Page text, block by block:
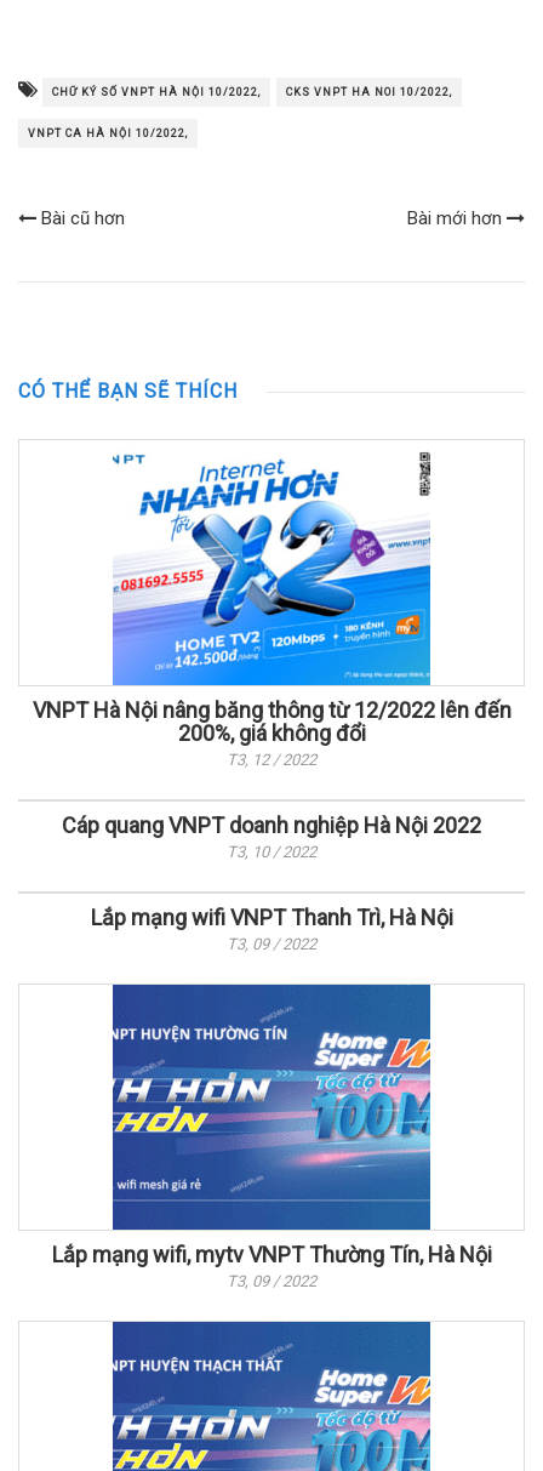
CHỮ KÝ SỐ VNPT HÀ NỘI 10/2022, CKS VNPT HA NOI 10/2022,
VNPT CA HÀ NỘI 10/2022,
Bài cũ hơn Bài mới hơn
CÓ THỂ BẠN SẼ THÍCH
VNPT Hà Nội nâng băng thông từ 12/2022 lên đến
200%, giá không đổi
T3, 12 / 2022
Cáp quang VNPT doanh nghiệp Hà Nội 2022
T3, 10 / 2022
Lắp mạng wifi VNPT Thanh Trì, Hà Nội
T3, 09 / 2022
Lắp mạng wifi, mytv VNPT Thường Tín, Hà Nội
T3, 09 / 2022